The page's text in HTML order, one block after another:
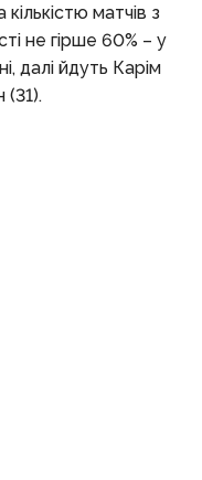
матчів з
не гірше 60% – у
далі йдуть Карім
(31).